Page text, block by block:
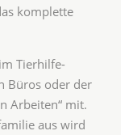
komplette
Tierhilfe-
Büros oder der
Arbeiten“ mit.
aus wird